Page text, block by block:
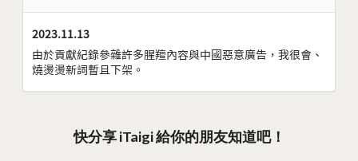
2023.11.13
由於貢獻紀錄參雜許多腥羶內容與中國惡意廣告，我很會、
燒燙燙新詞暫且下架。
快分享 iTaigi 給你的朋友知道吧！